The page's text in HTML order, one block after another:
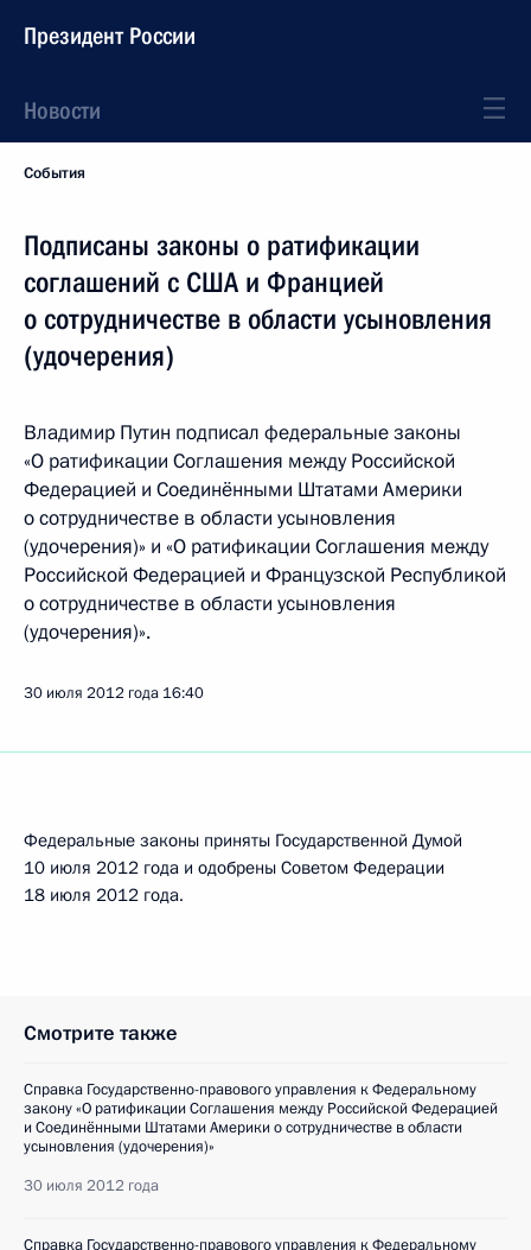
Президент России
Новости
События
Подписаны законы о ратификации
соглашений с США и Францией
о сотрудничестве в области усыновления
(удочерения)
Владимир Путин подписал федеральные законы
«О ратификации Соглашения между Российской
Федерацией и Соединёнными Штатами Америки
о сотрудничестве в области усыновления
(удочерения)» и «О ратификации Соглашения между
Российской Федерацией и Французской Республикой
о сотрудничестве в области усыновления
(удочерения)».
30 июля 2012 года 16:40
Федеральные законы приняты Государственной Думой
10 июля 2012 года и одобрены Советом Федерации
18 июля 2012 года.
Смотрите также
Справка Государственно-правового управления к Федеральному
закону «О ратификации Соглашения между Российской Федерацией
и Соединёнными Штатами Америки о сотрудничестве в области
усыновления (удочерения)»
30 июля 2012 года
Справка Государственно-правового управления к Федеральному